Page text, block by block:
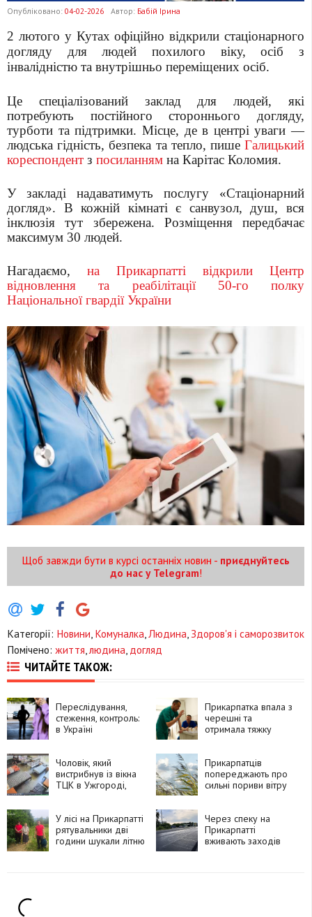
Опубліковано: 04-02-2026 Автор: Бабій Ірина
2 лютого у Кутах офіційно відкрили стаціонарного
догляду для людей похилого віку, осіб з
інвалідністю та внутрішньо переміщених осіб.
Це спеціалізований заклад для людей, які
потребують постійного стороннього догляду,
турботи та підтримки. Місце, де в центрі уваги —
людська гідність, безпека та тепло, пише Галицький
кореспондент з посиланням на Карітас Коломия.
У закладі надаватимуть послугу «Стаціонарний
догляд». В кожній кімнаті є санвузол, душ, вся
інклюзія тут збережена. Розміщення передбачає
максимум 30 людей.
Нагадаємо, на Прикарпатті відкрили Центр
відновлення та реабілітації 50-го полку
Національної гвардії України
Щоб завжди бути в курсі останніх новин - приєднуйтесь
до нас у Telegram!
Категорії: Новини, Комуналка,Людина, Здоров'я і саморозвиток
Помічено: життя,людина, догляд
ЧИТАЙТЕ ТАКОЖ:
Переслідування,
стеження, контроль:
в Україні
кримінальну
відповідальність за
сталкінг
Прикарпатка впала з
черешні та
отримала тяжку
ребер
Чоловік, який
вистрибнув із вікна
ТЦК в Ужгороді,
Прикарпатців
попереджають про
сильні пориви вітру
У лісі на Прикарпатті
рятувальники дві
години шукали літню
Через спеку на
Прикарпатті
вживають заходів